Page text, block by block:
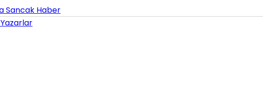
Yazarlar